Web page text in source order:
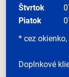
Štvrtok
Piatok
* cez
Doplnkové